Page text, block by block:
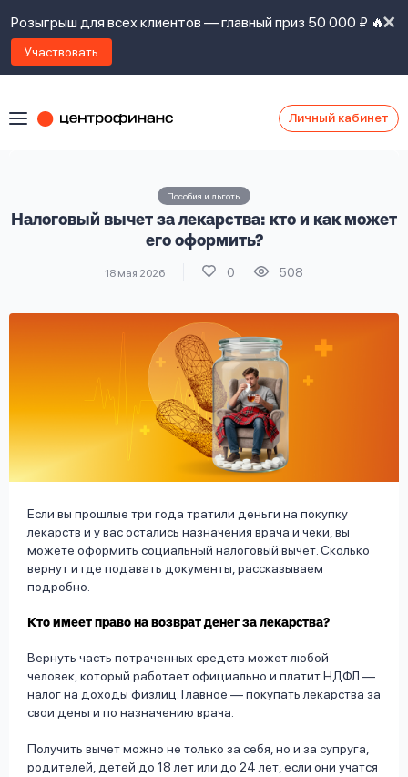
Розыгрыш для всех клиентов — главный приз 50 000 ₽ 🔥
Участвовать
Личный кабинет
Пособия и льготы
Налоговый вычет за лекарства: кто и как может
его оформить?
18 мая 2026 0 508
Если вы прошлые три года тратили деньги на покупку
лекарств и у вас остались назначения врача и чеки, вы
можете оформить социальный налоговый вычет. Сколько
вернут и где подавать документы, рассказываем
подробно.
Кто имеет право на возврат денег за лекарства?
Вернуть часть потраченных средств может любой
человек, который работает официально и платит НДФЛ —
налог на доходы физлиц. Главное — покупать лекарства за
свои деньги по назначению врача.
Получить вычет можно не только за себя, но и за супруга,
родителей, детей до 18 лет или до 24 лет, если они учатся
Оформить заявку
Наши
вопрос
Ответы
вопросы
с
сайта,